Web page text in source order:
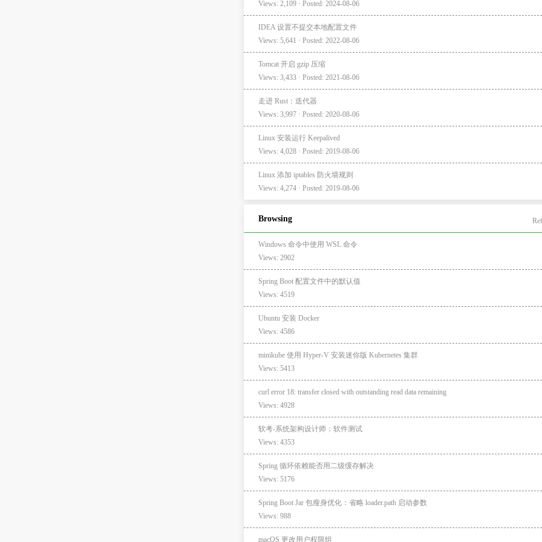
Views: 2,109 · Posted: 2024-08-06
IDEA 设置不提交本地配置文件
Views: 5,641 · Posted: 2022-08-06
Tomcat 开启 gzip 压缩
Views: 3,433 · Posted: 2021-08-06
走进 Rust：迭代器
Views: 3,997 · Posted: 2020-08-06
Linux 安装运行 Keepalived
Views: 4,028 · Posted: 2019-08-06
Linux 添加 iptables 防火墙规则
Views: 4,274 · Posted: 2019-08-06
Browsing
Windows 命令中使用 WSL 命令
Views: 2902
Spring Boot 配置文件中的默认值
Views: 4519
Ubuntu 安装 Docker
Views: 4586
minikube 使用 Hyper-V 安装迷你版 Kubernetes 集群
Views: 5413
curl error 18: transfer closed with outstanding read data remaining
Views: 4928
软考-系统架构设计师：软件测试
Views: 4353
Spring 循环依赖能否用二级缓存解决
Views: 5176
Spring Boot Jar 包瘦身优化：省略 loader.path 启动参数
Views: 988
macOS 更改用户权限组